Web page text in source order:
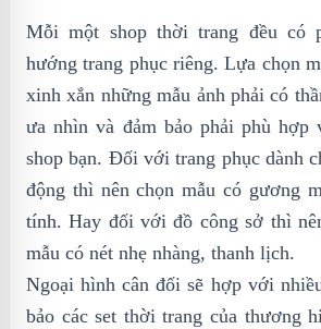
Mỗi một shop thời trang đều có
hướng trang phục riêng. Lựa chọn
xinh xắn những mẫu ảnh phải có
ưa nhìn và đảm bảo phải phù hợp
shop bạn. Đối với trang phục dành
động thì nên chọn mẫu có gương
tính. Hay đối với đồ công sở thì
mẫu có nét nhẹ nhàng, thanh lịch.
Ngoại hình cân đối sẽ hợp với
bảo các set thời trang của thương